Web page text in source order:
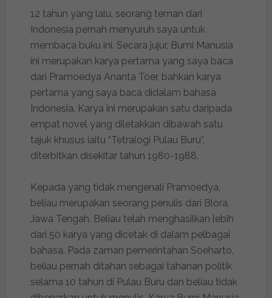
12 tahun yang lalu, seorang teman dari
Indonesia pernah menyuruh saya untuk
membaca buku ini. Secara jujur, Bumi Manusia
ini merupakan karya pertama yang saya baca
dari Pramoedya Ananta Toer, bahkan karya
pertama yang saya baca didalam bahasa
Indonesia. Karya ini merupakan satu daripada
empat novel yang diletakkan dibawah satu
tajuk khusus iaitu “Tetralogi Pulau Buru”,
diterbitkan disekitar tahun 1980-1988.
Kepada yang tidak mengenali Pramoedya,
beliau merupakan seorang penulis dari Blora,
Jawa Tengah. Beliau telah menghasilkan lebih
dari 50 karya yang dicetak di dalam pelbagai
bahasa. Pada zaman pemerintahan Soeharto,
beliau pernah ditahan sebagai tahanan politik
selama 10 tahun di Pulau Buru dan beliau tidak